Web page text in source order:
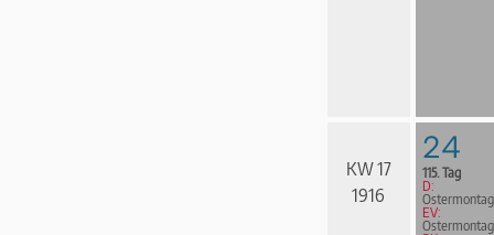
KW 17
1916
24
115. Tag
D:
Ostermontag
EV:
Ostermontag